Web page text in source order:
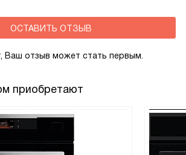
ОСТАВИТЬ ОТЗЫВ
Ваш отзыв может стать первым.
приобретают